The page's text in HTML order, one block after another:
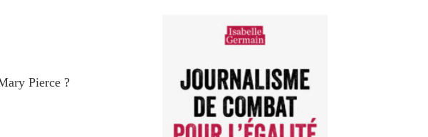
Pierce ?